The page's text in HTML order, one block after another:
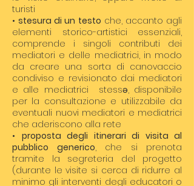
turisti
•stesura di un testo che, accanto agli
elementi storico-artistici essenziali,
comprende i singoli contributi dei
mediatori e delle mediatrici, in modo
da creare una sorta di canovaccio
condiviso e revisionato dai mediatori
e alle mediatrici stessə, disponibile
per la consultazione e utilizzabile da
eventuali nuovi mediatori e mediatrici
che aderiscono alla rete
• proposta degli itinerari di visita al
pubblico generico, che si prenota
tramite la segreteria del progetto
(durante le visite si cerca di ridurre al
minimo gli interventi degli educatori o